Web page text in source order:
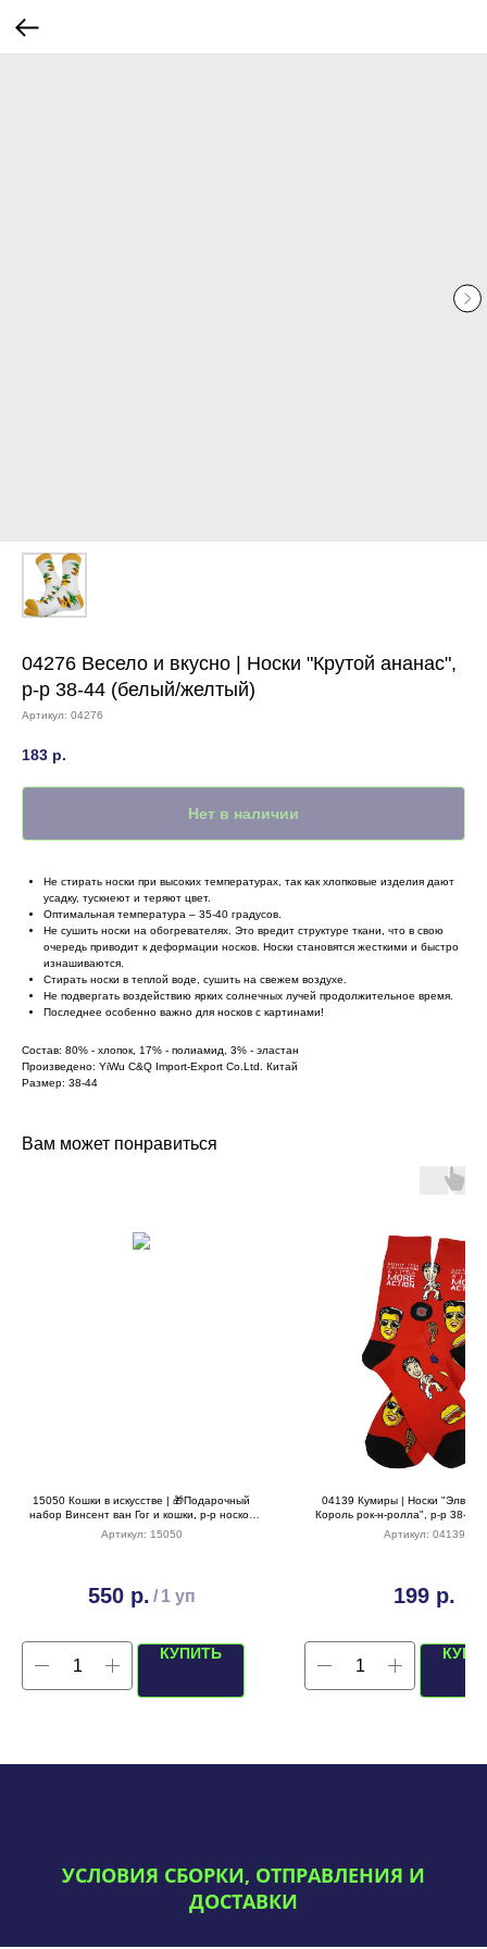
04276 Весело и вкусно | Носки "Крутой ананас",
р-р 38-44 (белый/желтый)
Артикул: 04276
183 р.
Нет в наличии
Не стирать носки при высоких температурах, так как хлопковые изделия дают
усадку, тускнеют и теряют цвет.
Оптимальная температура – 35-40 градусов.
Не сушить носки на обогревателях. Это вредит структуре ткани, что в свою
очередь приводит к деформации носков. Носки становятся жесткими и быстро
изнашиваются.
Стирать носки в теплой воде, сушить на свежем воздухе.
Не подвергать воздействию ярких солнечных лучей продолжительное время.
Последнее особенно важно для носков с картинами!
Состав: 80% - хлопок, 17% - полиамид, 3% - эластан
Произведено: YiWu C&Q Import-Export Co.Ltd. Китай
Размер: 38-44
Вам может понравиться
15050 Кошки в искусстве | 🎁Подарочный
набор Винсент ван Гог и кошки, р-р носков
36-40
Артикул: 15050
550 р. / 1 уп
КУПИТЬ
04139 Кумиры | Носки "Элвис
Король рок-н-ролла", р-р 38-44
Артикул: 04139
199 р.
УСЛОВИЯ СБОРКИ, ОТПРАВЛЕНИЯ И
ДОСТАВКИ